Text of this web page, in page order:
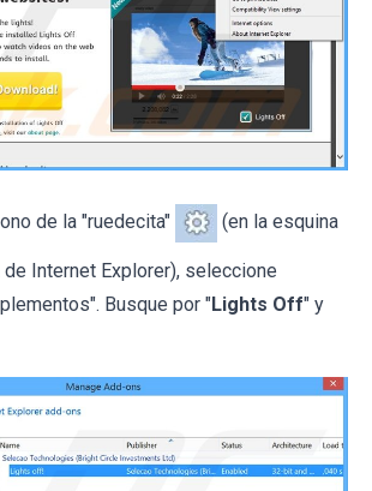
de la "ruedecita" (en la esquina
Internet Explorer), seleccione
Busque por "Lights Off" y